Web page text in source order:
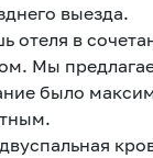
выезда.
отеля в
Мы
было